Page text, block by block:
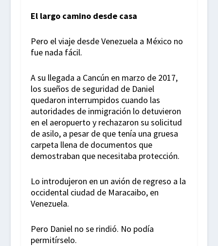
El largo camino desde casa
Pero el viaje desde Venezuela a México no
fue nada fácil.
A su llegada a Cancún en marzo de 2017,
los sueños de seguridad de Daniel
quedaron interrumpidos cuando las
autoridades de inmigración lo detuvieron
en el aeropuerto y rechazaron su solicitud
de asilo, a pesar de que tenía una gruesa
carpeta llena de documentos que
demostraban que necesitaba protección.
Lo introdujeron en un avión de regreso a la
occidental ciudad de Maracaibo, en
Venezuela.
Pero Daniel no se rindió. No podía
permitírselo.